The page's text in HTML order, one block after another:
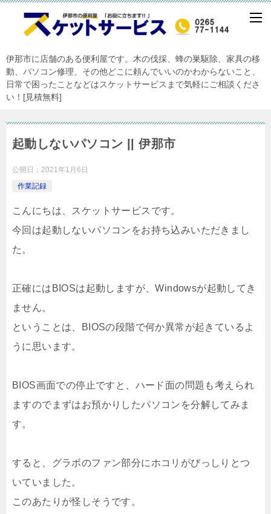
伊那市に店舗のある便利屋です。木の伐採、蜂の巣駆除、家具の移
動、パソコン修理、その他どこに頼んでいいのかわからないこと、
日常で困ったことなどはスケットサービスまで気軽にご相談くださ
い！[見積無料]
起動しないパソコン || 伊那市
公開日： 2021年1月6日
作業記録
こんにちは、スケットサービスです。
今回は起動しないパソコンをお持ち込みいただきまし
た。
正確にはBIOSは起動しますが、Windowsが起動してき
ません。
ということは、BIOSの段階で何か異常が起きているよ
うに思います。
BIOS画面での停止ですと、ハード面の問題も考えられ
ますのでまずはお預かりしたパソコンを分解してみま
す。
すると、グラボのファン部分にホコリがびっしりとつ
いていました。
このあたりが怪しそうです。